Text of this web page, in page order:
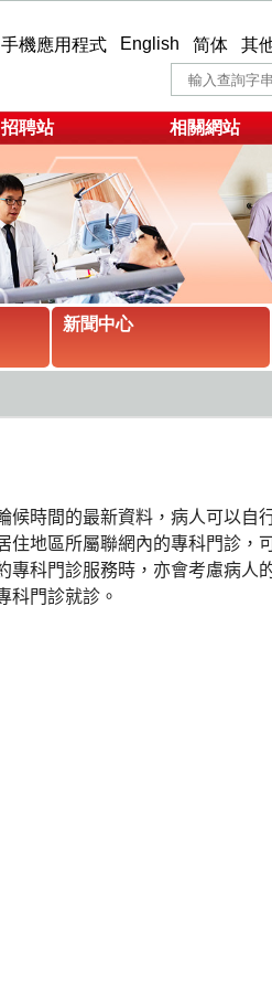
手機應用程式 English 简体 其
招聘站 相關網站
新聞中心